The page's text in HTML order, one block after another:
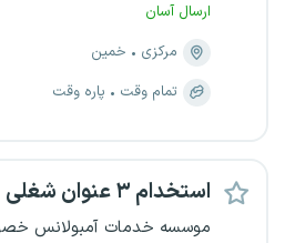
ارسال آسان
مرکزی
خمین
تمام وقت
پاره وقت
استخدام ۳ عنوان شغلی
موسسه خدمات آمبولانس